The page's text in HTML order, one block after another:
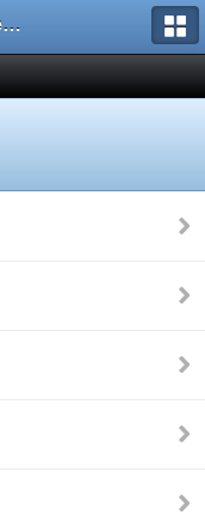
F1-Mania.ru - Международный чемпионат по симрейсингу